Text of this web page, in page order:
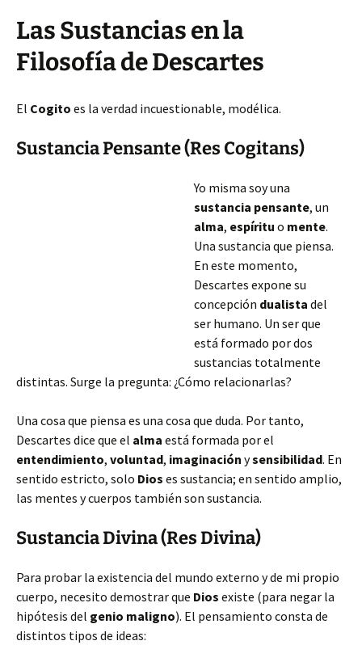
Las Sustancias en la
Filosofía de Descartes
El Cogito es la verdad incuestionable, modélica.
Sustancia Pensante (Res Cogitans)
Yo misma soy una
sustancia pensante, un
alma, espíritu o mente.
Una sustancia que piensa.
En este momento,
Descartes expone su
concepción dualista del
ser humano. Un ser que
está formado por dos
sustancias totalmente
distintas. Surge la pregunta: ¿Cómo relacionarlas?
Una cosa que piensa es una cosa que duda. Por tanto,
Descartes dice que el alma está formada por el
entendimiento, voluntad, imaginación ysensibilidad. En
sentido estricto, solo Dios es sustancia; en sentido amplio,
las mentes y cuerpos también son sustancia.
Sustancia Divina (Res Divina)
Para probar la existencia del mundo externo y de mi propio
cuerpo, necesito demostrar que Dios existe (para negar la
hipótesis del genio maligno). El pensamiento consta de
distintos tipos de ideas: